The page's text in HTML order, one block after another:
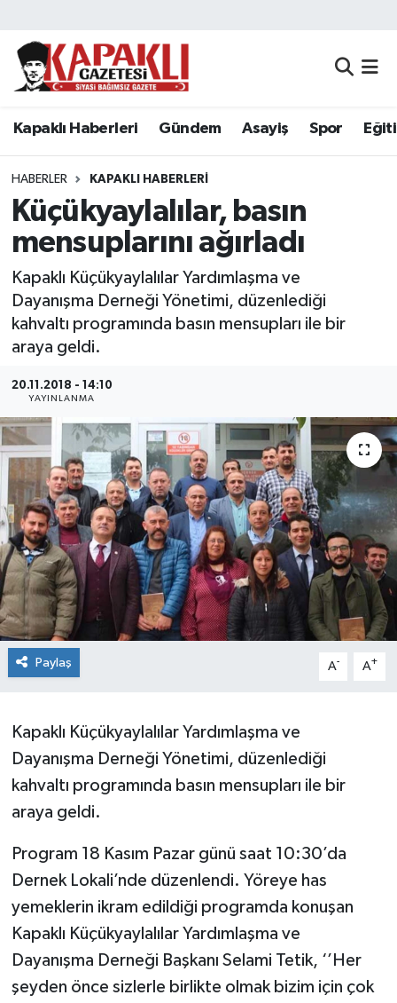
Kapaklı Haberleri Gündem Asayiş Spor
HABERLER KAPAKLI HABERLERI
Küçükyaylalılar, basın
mensuplarını ağırladı
Kapaklı Küçükyaylalılar Yardımlaşma ve
Dayanışma Derneği Yönetimi, düzenlediği
kahvaltı programında basın mensupları ile bir
araya geldi.
20.11.2018 - 14:10
YAYINLANMA
Paylaş A- A+
Kapaklı Küçükyaylalılar Yardımlaşma ve
Dayanışma Derneği Yönetimi, düzenlediği
kahvaltı programında basın mensupları ile bir
araya geldi.
Program 18 Kasım Pazar günü saat 10:30’da
Dernek Lokali’nde düzenlendi. Yöreye has
yemeklerin ikram edildiği programda konuşan
Kapaklı Küçükyaylalılar Yardımlaşma ve
Dayanışma Derneği Başkanı Selami Tetik, ‘’Her
şeyden önce sizlerle birlikte olmak bizim için çok
Kapaklı Haberleri
Asayiş
Spor
Eğitim
Siyaset
Resmi Reklamlar
Tekirdağ
Ekonomi
Sağlık
Teknoloji
Yaşam
Tekirdağ Nöbetçi Eczaneler
Tekirdağ Namaz Vakitleri
Tekirdağ Trafik Yoğunluk Haritası
Süper Lig Puan Durumu ve Fikstür
Tüm Manşetler
Son Dakika Haberleri
Haber Arşivi